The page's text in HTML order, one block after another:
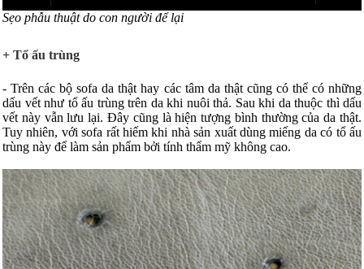
Sẹo phẫu thuật do con người để lại
+ Tổ ấu trùng
- Trên các bộ sofa da thật hay các tâm da thật cũng có thể có những
dấu vết như tổ ấu trùng trên da khi nuôi thả. Sau khi da thuộc thì dấu
vết này vẫn lưu lại. Đây cũng là hiện tượng bình thường của da thật.
Tuy nhiên, với sofa rất hiếm khi nhà sản xuất dùng miếng da có tổ ấu
trùng này để làm sản phẩm bởi tính thẩm mỹ không cao.